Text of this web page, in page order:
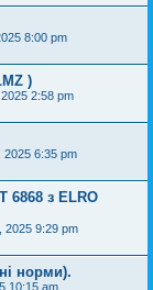
8:00 pm
)
2:58 pm
2025 6:35 pm
6868 з ELRO
2025 9:29 pm
норми).
10:15 am